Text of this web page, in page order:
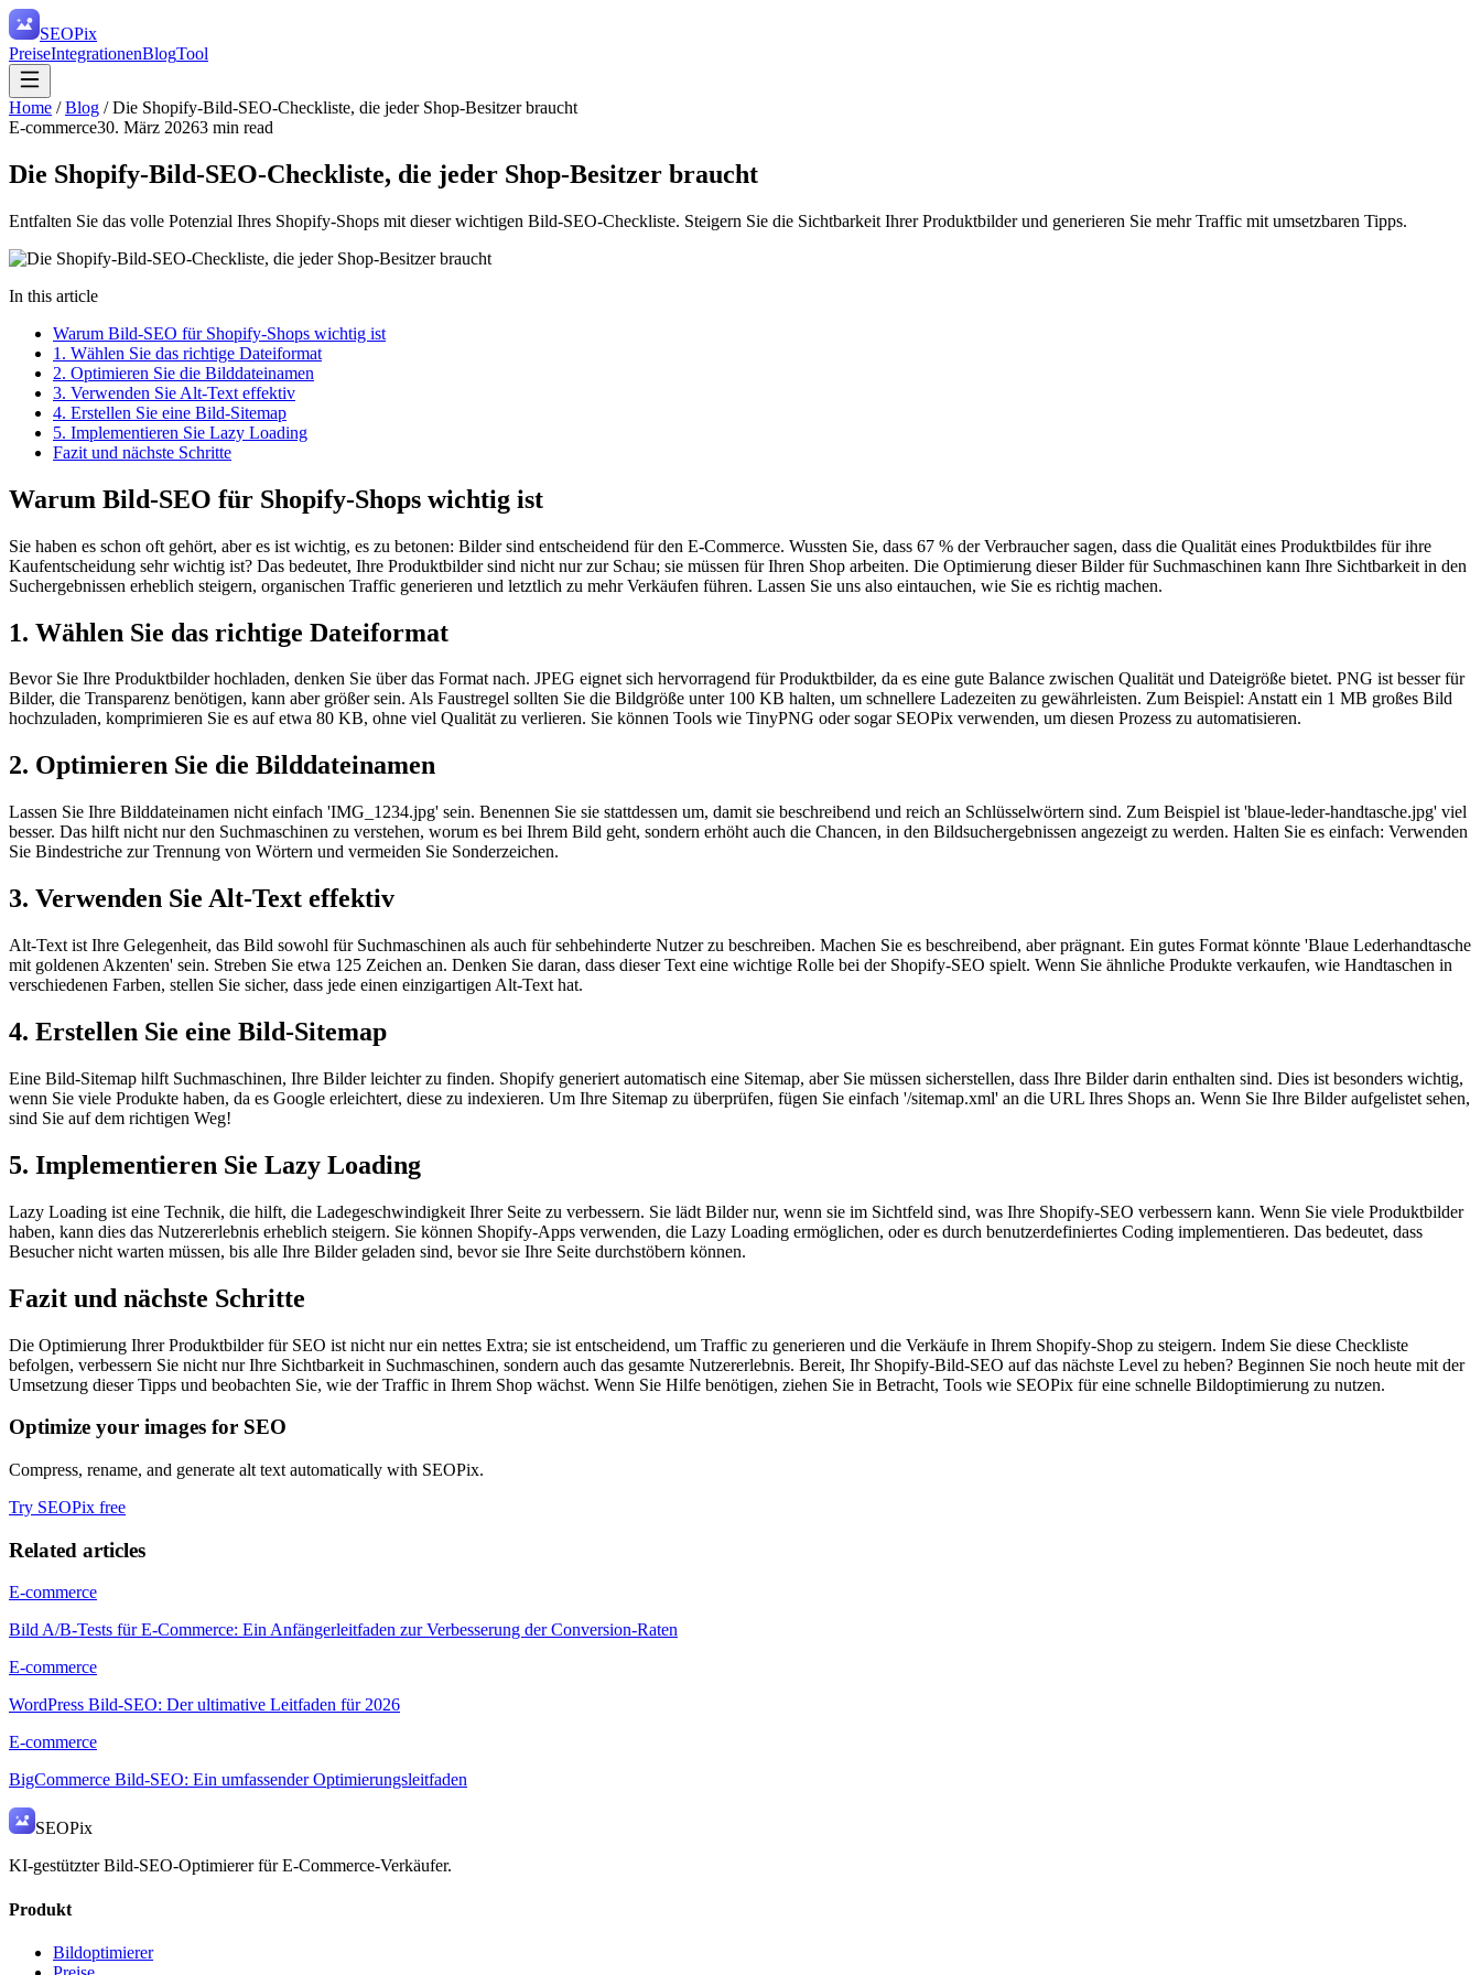
SEOPix
PreiseIntegrationenBlogTool
Home /Blog /Die Shopify-Bild-SEO-Checkliste, die jeder Shop-Besitzer braucht
E-commerce30. März 20263 min read
Die Shopify-Bild-SEO-Checkliste, die jeder Shop-Besitzer braucht
Entfalten Sie das volle Potenzial Ihres Shopify-Shops mit dieser wichtigen Bild-SEO-Checkliste. Steigern Sie die Sichtbarkeit Ihrer Produktbilder und generieren Sie mehr Traffic mit umsetzbaren Tipps.
In this article
Warum Bild-SEO für Shopify-Shops wichtig ist
1. Wählen Sie das richtige Dateiformat
2. Optimieren Sie die Bilddateinamen
3. Verwenden Sie Alt-Text effektiv
4. Erstellen Sie eine Bild-Sitemap
5. Implementieren Sie Lazy Loading
Fazit und nächste Schritte
Warum Bild-SEO für Shopify-Shops wichtig ist
Sie haben es schon oft gehört, aber es ist wichtig, es zu betonen: Bilder sind entscheidend für den E-Commerce. Wussten Sie, dass 67 % der Verbraucher sagen, dass die Qualität eines Produktbildes für ihre
Kaufentscheidung sehr wichtig ist? Das bedeutet, Ihre Produktbilder sind nicht nur zur Schau; sie müssen für Ihren Shop arbeiten. Die Optimierung dieser Bilder für Suchmaschinen kann Ihre Sichtbarkeit in den
Suchergebnissen erheblich steigern, organischen Traffic generieren und letztlich zu mehr Verkäufen führen. Lassen Sie uns also eintauchen, wie Sie es richtig machen.
1. Wählen Sie das richtige Dateiformat
Bevor Sie Ihre Produktbilder hochladen, denken Sie über das Format nach. JPEG eignet sich hervorragend für Produktbilder, da es eine gute Balance zwischen Qualität und Dateigröße bietet. PNG ist besser für
Bilder, die Transparenz benötigen, kann aber größer sein. Als Faustregel sollten Sie die Bildgröße unter 100 KB halten, um schnellere Ladezeiten zu gewährleisten. Zum Beispiel: Anstatt ein 1 MB großes Bild
hochzuladen, komprimieren Sie es auf etwa 80 KB, ohne viel Qualität zu verlieren. Sie können Tools wie TinyPNG oder sogar SEOPix verwenden, um diesen Prozess zu automatisieren.
2. Optimieren Sie die Bilddateinamen
Lassen Sie Ihre Bilddateinamen nicht einfach 'IMG_1234.jpg' sein. Benennen Sie sie stattdessen um, damit sie beschreibend und reich an Schlüsselwörtern sind. Zum Beispiel ist 'blaue-leder-handtasche.jpg' viel
besser. Das hilft nicht nur den Suchmaschinen zu verstehen, worum es bei Ihrem Bild geht, sondern erhöht auch die Chancen, in den Bildsuchergebnissen angezeigt zu werden. Halten Sie es einfach: Verwenden
Sie Bindestriche zur Trennung von Wörtern und vermeiden Sie Sonderzeichen.
3. Verwenden Sie Alt-Text effektiv
Alt-Text ist Ihre Gelegenheit, das Bild sowohl für Suchmaschinen als auch für sehbehinderte Nutzer zu beschreiben. Machen Sie es beschreibend, aber prägnant. Ein gutes Format könnte 'Blaue Lederhandtasche
mit goldenen Akzenten' sein. Streben Sie etwa 125 Zeichen an. Denken Sie daran, dass dieser Text eine wichtige Rolle bei der Shopify-SEO spielt. Wenn Sie ähnliche Produkte verkaufen, wie Handtaschen in
verschiedenen Farben, stellen Sie sicher, dass jede einen einzigartigen Alt-Text hat.
4. Erstellen Sie eine Bild-Sitemap
Eine Bild-Sitemap hilft Suchmaschinen, Ihre Bilder leichter zu finden. Shopify generiert automatisch eine Sitemap, aber Sie müssen sicherstellen, dass Ihre Bilder darin enthalten sind. Dies ist besonders wichtig,
wenn Sie viele Produkte haben, da es Google erleichtert, diese zu indexieren. Um Ihre Sitemap zu überprüfen, fügen Sie einfach '/sitemap.xml' an die URL Ihres Shops an. Wenn Sie Ihre Bilder aufgelistet sehen,
sind Sie auf dem richtigen Weg!
5. Implementieren Sie Lazy Loading
Lazy Loading ist eine Technik, die hilft, die Ladegeschwindigkeit Ihrer Seite zu verbessern. Sie lädt Bilder nur, wenn sie im Sichtfeld sind, was Ihre Shopify-SEO verbessern kann. Wenn Sie viele Produktbilder
haben, kann dies das Nutzererlebnis erheblich steigern. Sie können Shopify-Apps verwenden, die Lazy Loading ermöglichen, oder es durch benutzerdefiniertes Coding implementieren. Das bedeutet, dass
Besucher nicht warten müssen, bis alle Ihre Bilder geladen sind, bevor sie Ihre Seite durchstöbern können.
Fazit und nächste Schritte
Die Optimierung Ihrer Produktbilder für SEO ist nicht nur ein nettes Extra; sie ist entscheidend, um Traffic zu generieren und die Verkäufe in Ihrem Shopify-Shop zu steigern. Indem Sie diese Checkliste
befolgen, verbessern Sie nicht nur Ihre Sichtbarkeit in Suchmaschinen, sondern auch das gesamte Nutzererlebnis. Bereit, Ihr Shopify-Bild-SEO auf das nächste Level zu heben? Beginnen Sie noch heute mit der
Umsetzung dieser Tipps und beobachten Sie, wie der Traffic in Ihrem Shop wächst. Wenn Sie Hilfe benötigen, ziehen Sie in Betracht, Tools wie SEOPix für eine schnelle Bildoptimierung zu nutzen.
Optimize your images for SEO
Compress, rename, and generate alt text automatically with SEOPix.
Try SEOPix free
Related articles
E-commerce
Bild A/B-Tests für E-Commerce: Ein Anfängerleitfaden zur Verbesserung der Conversion-Raten
E-commerce
WordPress Bild-SEO: Der ultimative Leitfaden für 2026
E-commerce
BigCommerce Bild-SEO: Ein umfassender Optimierungsleitfaden
SEOPix
KI-gestützter Bild-SEO-Optimierer für E-Commerce-Verkäufer.
Produkt
Bildoptimierer